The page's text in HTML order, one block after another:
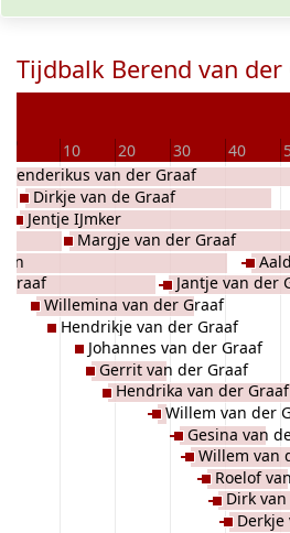
Tijdbalk Berend van der
0 10 20 30 40
Graaf
Henderikus van der Graaf
Jentje IJmker
Dirkje van de Graaf
Willemina van der Graaf
Hendrikje van der Graaf
Margje van der Graaf
Johannes van der Graaf
Gerrit van der Graaf
Hendrika van der Graaf
Willem van der
Jantje van der
Gesina van
Willem van
Roelof
Dirk
Derkje